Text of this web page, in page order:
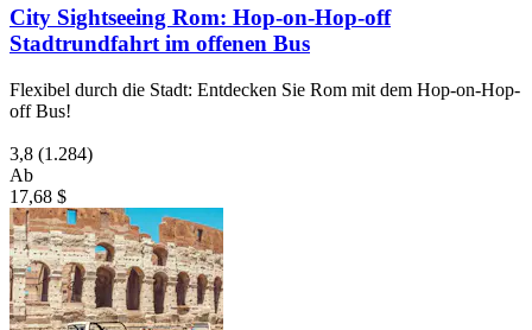
City Sightseeing Rom: Hop-on-Hop-off
Stadtrundfahrt im offenen Bus
Flexibel durch die Stadt: Entdecken Sie Rom mit dem Hop-on-Hop-
off Bus!
3,8 (1.284)
Ab
17,68 $